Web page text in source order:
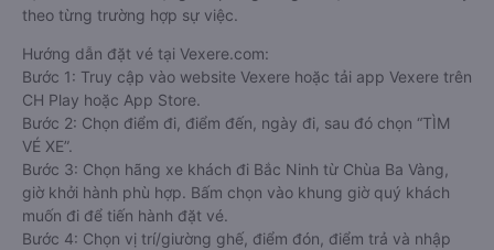
theo từng trường hợp sự việc.
Hướng dẫn đặt vé tại Vexere.com:
Bước 1: Truy cập vào website Vexere hoặc tải app Vexere trên
CH Play hoặc App Store.
Bước 2: Chọn điểm đi, điểm đến, ngày đi, sau đó chọn “TÌM
VÉ XE”.
Bước 3: Chọn hãng xe khách đi Bắc Ninh từ Chùa Ba Vàng,
giờ khởi hành phù hợp. Bấm chọn vào khung giờ quý khách
muốn đi để tiến hành đặt vé.
Bước 4: Chọn vị trí/giường ghế, điểm đón, điểm trả và nhập